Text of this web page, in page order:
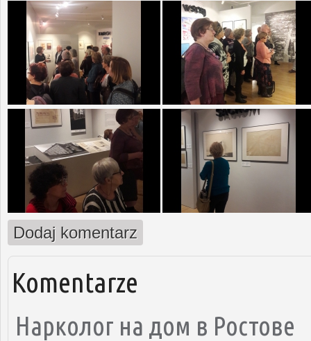
Dodaj komentarz
Komentarze
Нарколог на дом в Ростове